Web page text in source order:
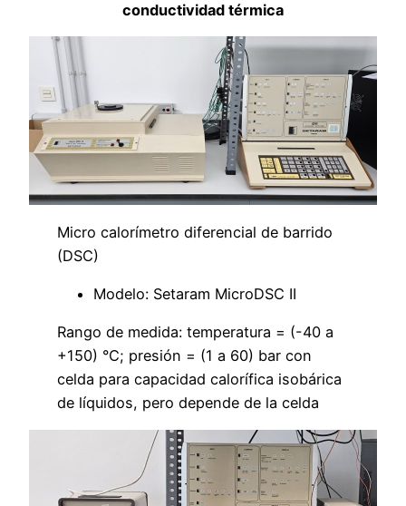
conductividad térmica
Micro calorímetro diferencial de barrido
(DSC)
Modelo: Setaram MicroDSC II
Rango de medida: temperatura = (-40 a
+150) °C; presión = (1 a 60) bar con
celda para capacidad calorífica isobárica
de líquidos, pero depende de la celda